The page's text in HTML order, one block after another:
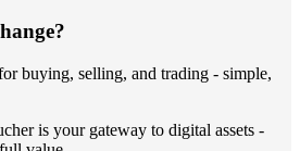
buying, selling, and trading - simple,
is your gateway to digital assets -